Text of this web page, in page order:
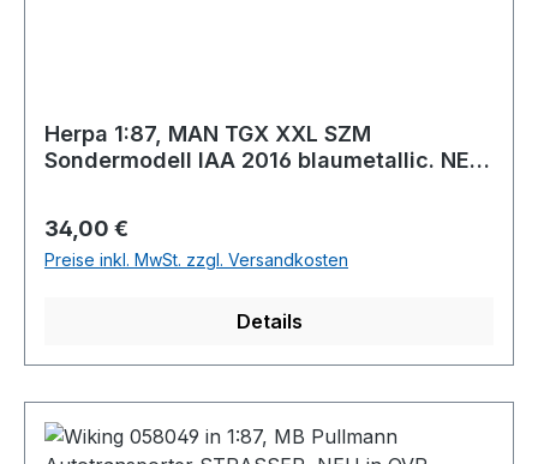
Herpa 1:87, MAN TGX XXL SZM
Sondermodell IAA 2016 blaumetallic. NEU
Regulärer Preis:
34,00 €
Preise inkl. MwSt. zzgl. Versandkosten
Details